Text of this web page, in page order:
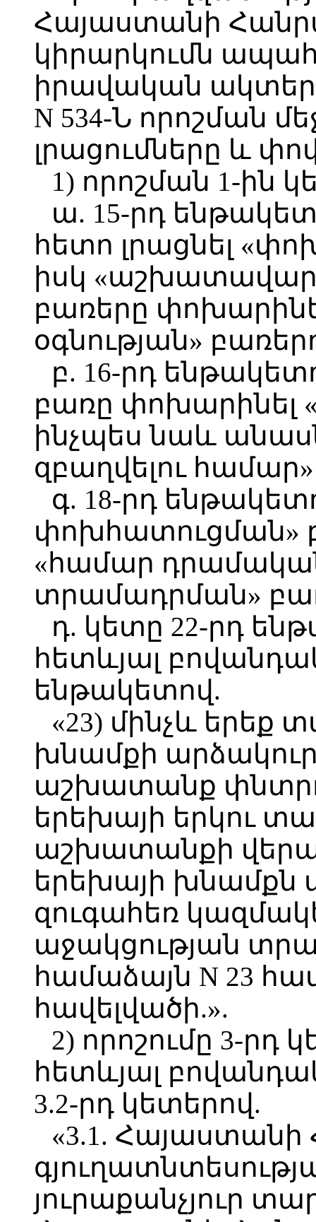
Հայաստանի
կիրարկումն
իրավական
N 534-Ն որոշման
լրացումները և
1) որոշման 1-ին
ա. 15-րդ
հետո լրացնել
իսկ
բառերը
օգնության»
բ. 16-րդ
բառը փոխարինել
ինչպես նաև
զբաղվելու
գ. 18-րդ
փոխհատուցման»
«համար
տրամադրման»
դ. կետը 22-րդ
հետևյալ
ենթակետով.
«23) մինչև երեք
խնամքի
աշխատանք
երեխայի երկու
աշխատանքի
երեխայի
զուգահեռ
աջակցության
համաձայն N 23
հավելվածի.».
2) որոշումը 3-րդ
հետևյալ
3.2-րդ կետերով.
«3.1.
յուրաքանչյուր